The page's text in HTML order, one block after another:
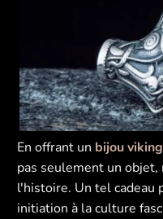
En offrant un bijou viking
pas seulement un
l'histoire. Un tel cadeau
initiation à la culture